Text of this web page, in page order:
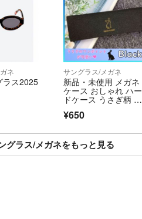
ネ
ラス2025
サングラス/メガネ
新品・未使用 メガネ
ケース おしゃれ ハー
ドケース うさぎ柄 ブ
¥650
グラス/メガネをもっと見る